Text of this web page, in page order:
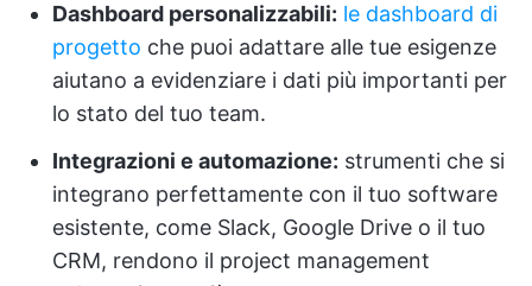
Dashboard personalizzabili: le dashboard di
progetto che puoi adattare alle tue esigenze
aiutano a evidenziare i dati più importanti per
lo stato del tuo team.
Integrazioni e automazione: strumenti che si
integrano perfettamente con il tuo software
esistente, come Slack, Google Drive o il tuo
CRM, rendono il project management